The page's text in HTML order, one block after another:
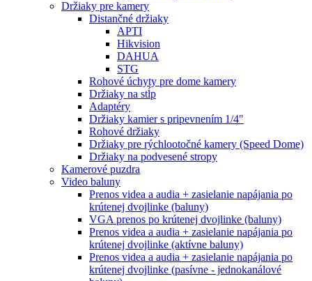
Držiaky pre kamery
Distančné držiaky
APTI
Hikvision
DAHUA
STG
Rohové úchyty pre dome kamery
Držiaky na stĺp
Adaptéry
Držiaky kamier s pripevnením 1/4"
Rohové držiaky
Držiaky pre rýchlootočné kamery (Speed Dome)
Držiaky na podvesené stropy
Kamerové puzdra
Video baluny
Prenos videa a audia + zasielanie napájania po
krútenej dvojlinke (baluny)
VGA prenos po krútenej dvojlinke (baluny)
Prenos videa a audia + zasielanie napájania po
krútenej dvojlinke (aktívne baluny)
Prenos videa a audia + zasielanie napájania po
krútenej dvojlinke (pasívne - jednokanálové